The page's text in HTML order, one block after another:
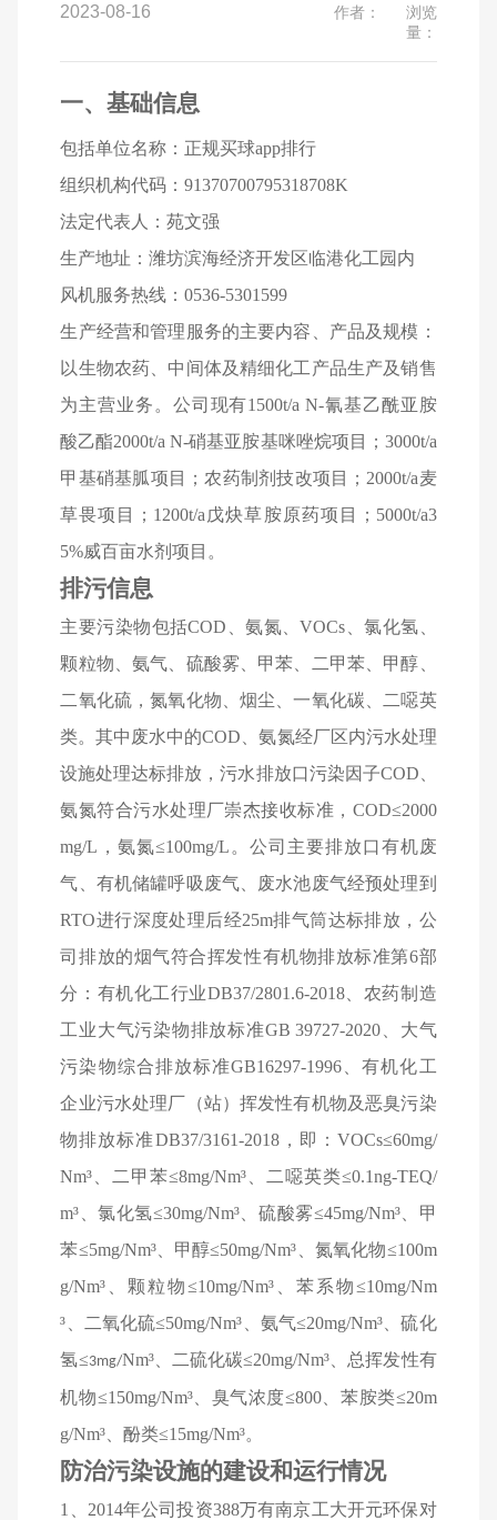
2023-08-16 作者：
浏览
量：
一、基础信息
包括单位名称：正规买球app排行
组织机构代码：91370700795318708K
法定代表人：苑文强
生产地址：潍坊滨海经济开发区临港化工园内
风机服务热线：0536-5301599
生产经营和管理服务的主要内容、产品及规模：
以生物农药、中间体及精细化工产品生产及销售
为主营业务。公司现有1500t/a N-氰基乙酰亚胺
酸乙酯2000t/a N-硝基亚胺基咪唑烷项目；3000t/a
甲基硝基胍项目；农药制剂技改项目；2000t/a麦
草畏项目；1200t/a戊炔草胺原药项目；5000t/a3
5%威百亩水剂项目。
排污信息
主要污染物包括COD、氨氮、VOCs、氯化氢、
颗粒物、氨气、硫酸雾、甲苯、二甲苯、甲醇、
二氧化硫，氮氧化物、烟尘、一氧化碳、二噁英
类。其中废水中的COD、氨氮经厂区内污水处理
设施处理达标排放，污水排放口污染因子COD、
氨氮符合污水处理厂崇杰接收标准，COD≤2000
mg/L，氨氮≤100mg/L。公司主要排放口有机废
气、有机储罐呼吸废气、废水池废气经预处理到
RTO进行深度处理后经25m排气筒达标排放，公
司排放的烟气符合挥发性有机物排放标准第6部
分：有机化工行业DB37/2801.6-2018、农药制造
工业大气污染物排放标准GB 39727-2020、大气
污染物综合排放标准GB16297-1996、有机化工
企业污水处理厂（站） 挥发性有机物及恶臭污染
物排放标准DB37/3161-2018，即：VOCs≤60mg/
Nm³、二甲苯≤8mg/Nm³、二噁英类≤0.1ng-TEQ/
m³、氯化氢≤30mg/Nm³、硫酸雾≤45mg/Nm³、甲
苯≤5mg/Nm³、甲醇≤50mg/Nm³、氮氧化物≤100m
g/Nm³、颗粒物≤10mg/Nm³、苯系物≤10mg/Nm
³、二氧化硫≤50mg/Nm³、氨气≤20mg/Nm³、硫化
氢≤3mg/Nm³、 二硫化碳≤20mg/Nm³、 总挥发性有
机物≤150mg/Nm³、 臭气浓度≤800、 苯胺类≤20m
g/Nm³、酚类≤15mg/Nm³。
防治污染设施的建设和运行情况
1
、2014年公司投资388万有南京工大开元环保对